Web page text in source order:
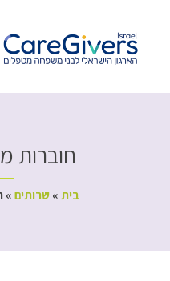
חוברות
בית » שרותים »